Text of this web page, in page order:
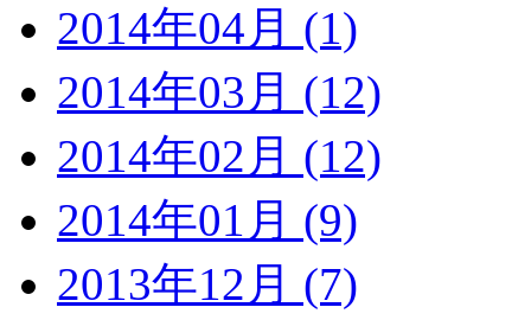
2014年04月 (1)
2014年03月 (12)
2014年02月 (12)
2014年01月 (9)
2013年12月 (7)